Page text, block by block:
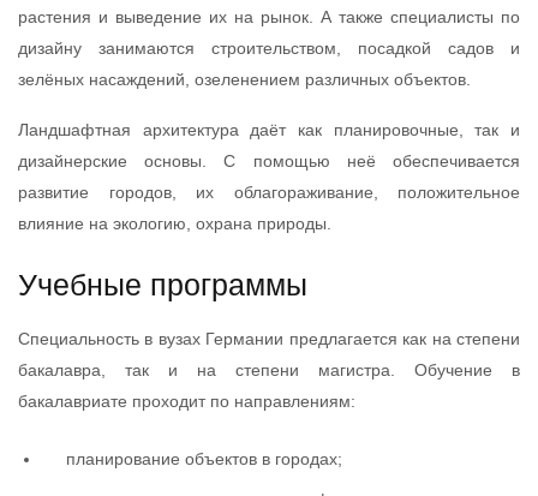
растения и выведение их на рынок. А также специалисты по
дизайну занимаются строительством, посадкой садов и
зелёных насаждений, озеленением различных объектов.
Ландшафтная архитектура даёт как планировочные, так и
дизайнерские основы. С помощью неё обеспечивается
развитие городов, их облагораживание, положительное
влияние на экологию, охрана природы.
Учебные программы
Специальность в вузах Германии предлагается как на степени
бакалавра, так и на степени магистра. Обучение в
бакалавриате проходит по направлениям:
планирование объектов в городах;